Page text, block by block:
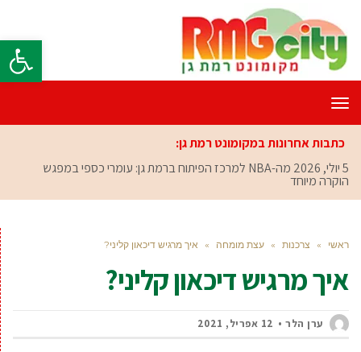
פתח
תפריט
כתבות אחרונות במקומונט רמת גן:
5 יולי, 2026
מה-NBA למרכז הפיתוח ברמת גן: עומרי כספי במפגש
הוקרה מיוחד
ראשי » צרכנות » עצת מומחה » איך מרגיש דיכאון קליני?
איך מרגיש דיכאון קליני?
ערן הלר 12 אפריל, 2021